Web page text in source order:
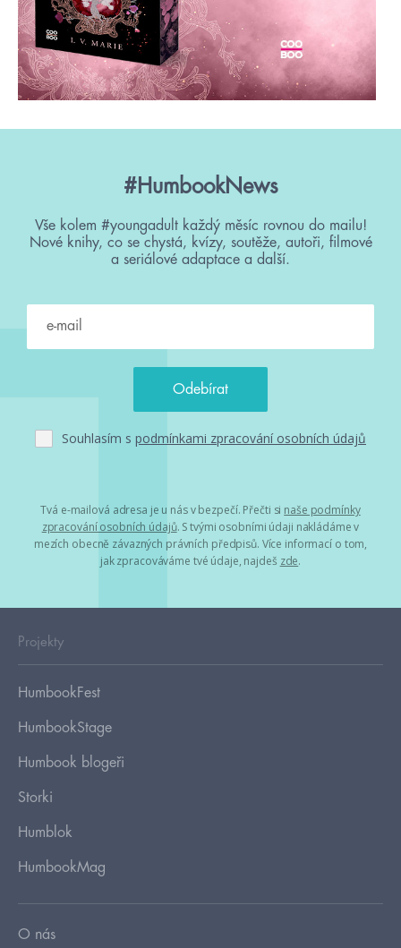
#HumbookNews
Vše kolem #youngadult každý měsíc rovnou do mailu!
Nové knihy, co se chystá, kvízy, soutěže, autoři, filmové
a seriálové adaptace a další.
Souhlasím s podmínkami zpracování osobních údajů
Tvá e-mailová adresa je u nás v bezpečí. Přečti si naše podmínky
zpracování osobních údajů. S tvými osobními údaji nakládáme v
mezích obecně závazných právních předpisů. Více informací o tom,
jak zpracováváme tvé údaje, najdeš zde.
Projekty
HumbookFest
HumbookStage
Humbook blogeři
Storki
Humblok
HumbookMag
O nás